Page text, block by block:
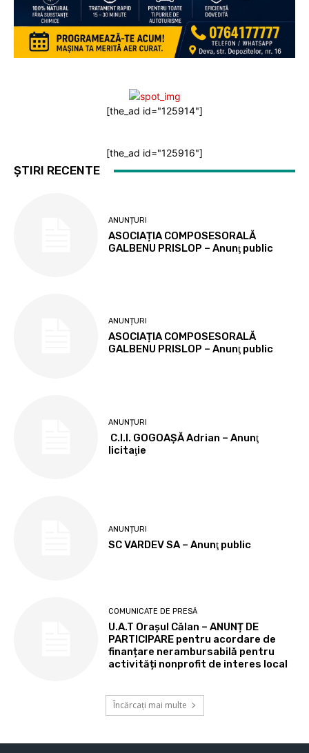
[the_ad id="125914"]
[the_ad id="125916"]
ȘTIRI RECENTE
ANUNȚURI
ASOCIAȚIA COMPOSESORALĂ
GALBENU PRISLOP – Anunţ public
ANUNȚURI
ASOCIAȚIA COMPOSESORALĂ
GALBENU PRISLOP – Anunţ public
ANUNȚURI
C.I.I. GOGOAŞĂ Adrian – Anunţ
licitaţie
ANUNȚURI
SC VARDEV SA – Anunţ public
COMUNICATE DE PRESĂ
U.A.T Orașul Călan – ANUNȚ DE
PARTICIPARE pentru acordare de
finanțare nerambursabilă pentru
activități nonprofit de interes local
Încărcați mai multe